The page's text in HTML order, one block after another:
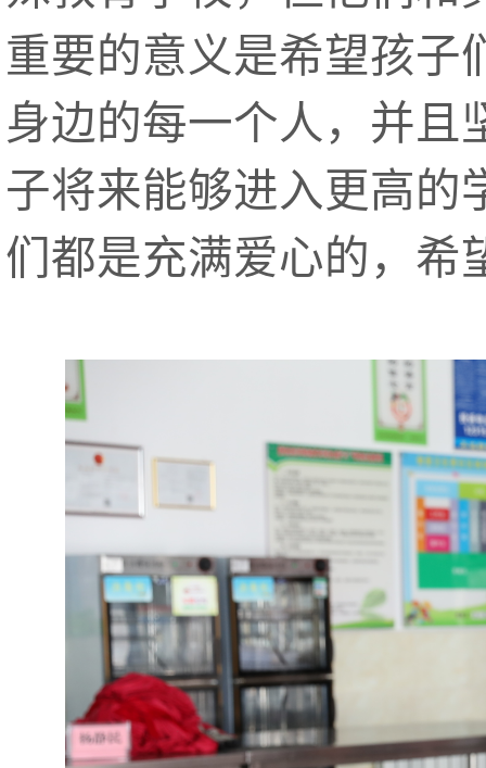
重要的意义是希望孩子
身边的每一个人，并且
子将来能够进入更高的
们都是充满爱心的，希